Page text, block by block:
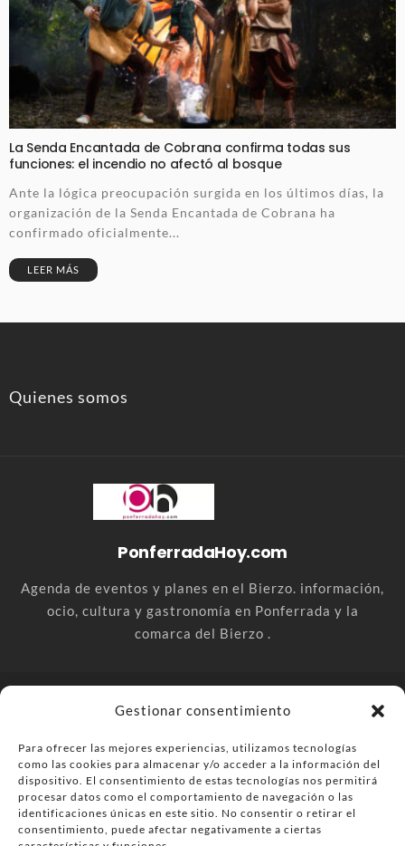
Gestionar consentimiento
Para ofrecer las mejores experiencias, utilizamos tecnologías
como las cookies para almacenar y/o acceder a la información del
dispositivo. El consentimiento de estas tecnologías nos permitirá
procesar datos como el comportamiento de navegación o las
identificaciones únicas en este sitio. No consentir o retirar el
consentimiento, puede afectar negativamente a ciertas
La Senda Encantada de Cobrana confirma todas sus
funciones: el incendio no afectó al bosque
Ante la lógica preocupación surgida en los últimos días, la
organización de la Senda Encantada de Cobrana ha
confirmado oficialmente...
LEER MÁS
Quienes somos
PonferradaHoy.com
Agenda de eventos y planes en el Bierzo. información,
ocio, cultura y gastronomía en Ponferrada y la
comarca del Bierzo .
Anúnciate
Más información sobre las cookies
Envía tu negocio
Contacta Política de privacidad